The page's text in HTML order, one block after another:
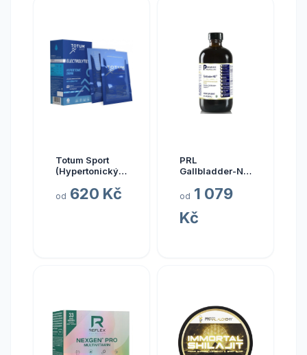
Totum Sport
(Hypertonický
vody), 10 x 20
od 620 Kč
PRL
Gallbladder-ND,
237 ml
od 1 079
Kč